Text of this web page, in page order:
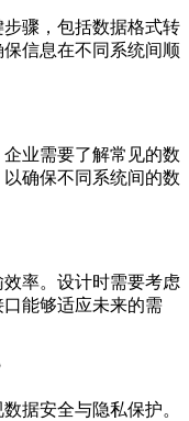
骤，包括数据格式转
信息在不同系统间顺
业需要了解常见的数
确保不同系统间的数
率。设计时需要考虑
能够适应未来的需
据安全与隐私保护。